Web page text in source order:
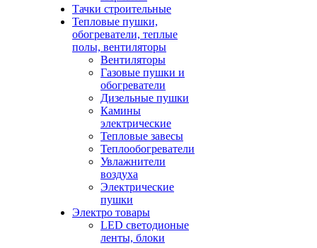
Тачки строительные
Тепловые пушки,
обогреватели, теплые
полы, вентиляторы
Вентиляторы
Газовые пушки и
обогреватели
Дизельные пушки
Камины
электрические
Тепловые завесы
Теплообогреватели
Увлажнители
воздуха
Электрические
пушки
Электро товары
LED светодионые
ленты, блоки